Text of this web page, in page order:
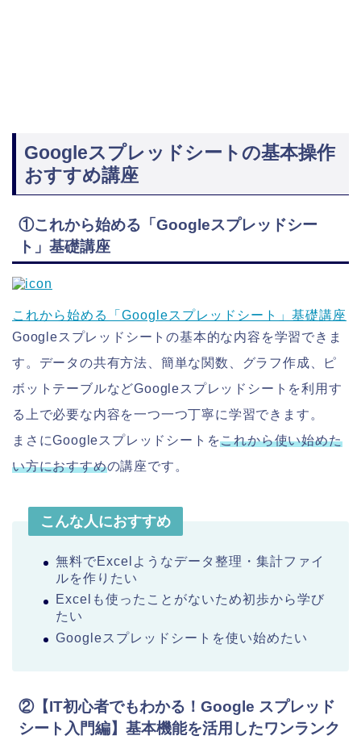
Googleスプレッドシートの基本操作
おすすめ講座
①これから始める「Googleスプレッドシー
ト」基礎講座
これから始める「Googleスプレッドシート」基礎講座
Googleスプレッドシートの基本的な内容を学習できま
す。データの共有方法、簡単な関数、グラフ作成、ピ
ボットテーブルなどGoogleスプレッドシートを利用す
る上で必要な内容を一つ一つ丁寧に学習できます。
まさにGoogleスプレッドシートをこれから使い始めた
い方におすすめの講座です。
こんな人におすすめ
無料でExcelようなデータ整理・集計ファイ
ルを作りたい
Excelも使ったことがないため初歩から学び
たい
Googleスプレッドシートを使い始めたい
②【IT初心者でもわかる！Google スプレッド
シート入門編】基本機能を活用したワンランク